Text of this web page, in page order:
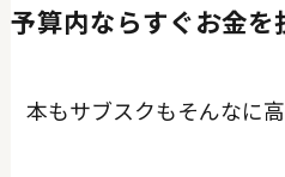
予算内ならすぐお金を
本もサブスクもそんなに高